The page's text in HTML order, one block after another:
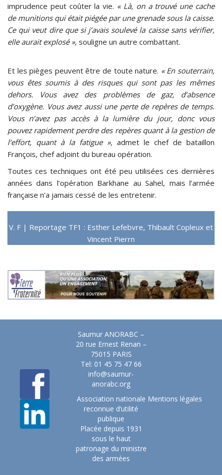
imprudence peut coûter la vie. « Là, on a trouvé une cache
de munitions qui était piégée par une grenade sous la caisse.
Ce qui veut dire que si j’avais soulevé la caisse sans vérifier,
elle aurait explosé », souligne un autre combattant.
Et les pièges peuvent être de toute nature. « En souterrain,
vous êtes soumis à des risques qui sont pas les mêmes
dehors. Vous avez des problèmes de gaz, d’absence
d’oxygène. Vous avez aussi une perte de repères de temps.
Vous n’avez pas accès à la lumière du jour, donc vous
pouvez rapidement perdre des repères quant à la gestion de
l’effort, quant à la fatigue », admet le chef de bataillon
François, chef adjoint du bureau opération.
Toutes ces techniques ont été peu utilisées ces dernières
années dans l’opération Barkhane au Sahel, mais l’armée
française n’a jamais cessé de les entretenir.
V. F | Reportage TF1 : Esther Lefebvre, Thibault Copleux et
Vincent Pierrn
Saumur ANORABC –
20 rue Ernest Renan –
75015 PARIS
Tel: 01 45 75 47 66
info@saumur-
anorabc.org
Association nationale
reconnue d’utilité
publique
Placée depuis 1931
sous le haut
patronage du ministre
des armées
Mentions légales